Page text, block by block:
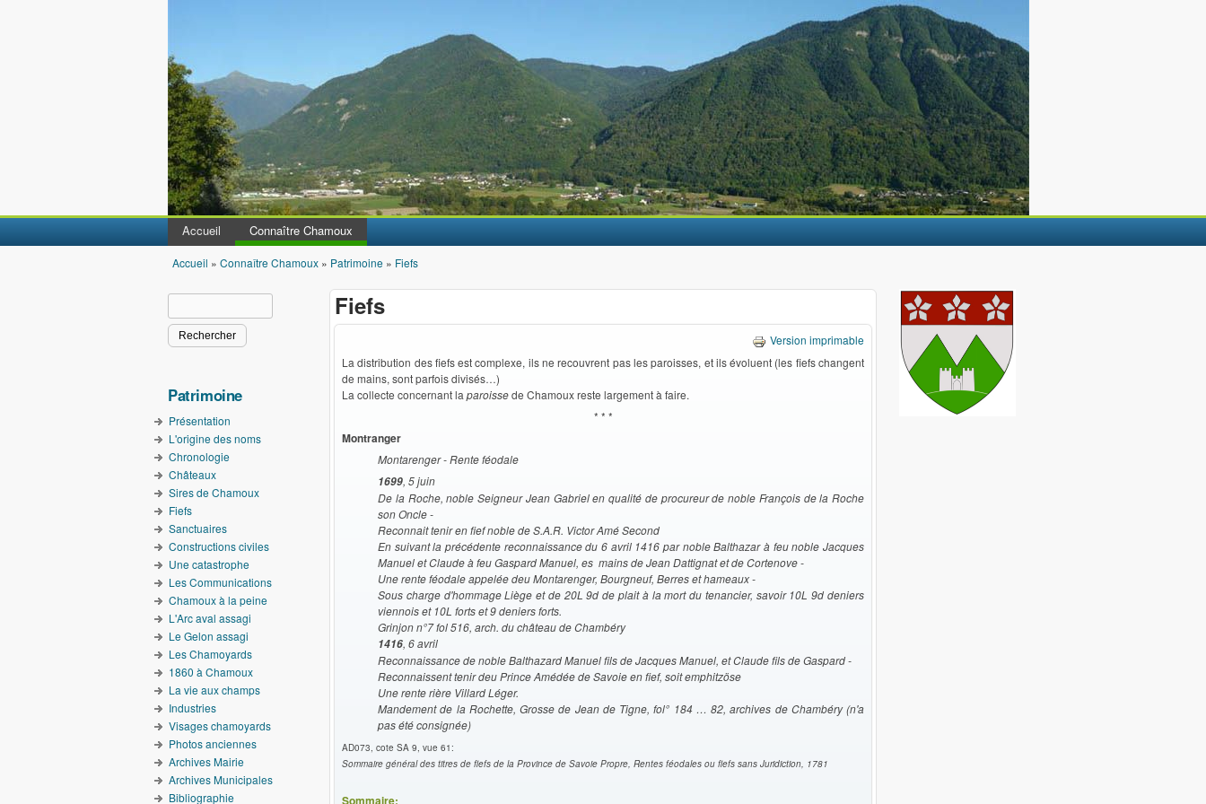
Accueil Connaître Chamoux
Vous êtes ici
Accueil » Connaître Chamoux » Patrimoine » Fiefs
Fiefs
Version imprimable
La distribution des fiefs est complexe, ils ne recouvrent pas les paroisses, et ils évoluent (les fiefs changent
de mains, sont parfois divisés…)
La collecte concernant la paroissede Chamoux reste largement à faire.
* * *
Montranger
Montarenger - Rente féodale
1699, 5 juin
De la Roche, noble Seigneur Jean Gabriel en qualité de procureur de noble François de la Roche
son Oncle -
Reconnait tenir en fief noble de S.A.R. Victor Amé Second
En suivant la précédente reconnaissance du 6 avril 1416 par noble Balthazar à feu noble Jacques
Manuel et Claude à feu Gaspard Manuel, es mains de Jean Dattignat et de Cortenove -
Une rente féodale appelée deu Montarenger, Bourgneuf, Berres et hameaux -
Sous charge d'hommage Liège et de 20L 9d de plait à la mort du tenancier, savoir 10L 9d deniers
viennois et 10L forts et 9 deniers forts.
Grinjon n°7 fol 516, arch. du château de Chambéry
1416, 6 avril
Reconnaissance de noble Balthazard Manuel fils de Jacques Manuel, et Claude fils de Gaspard -
Reconnaissent tenir deu Prince Amédée de Savoie en fief, soit emphitzöse
Une rente rière Villard Léger.
Mandement de la Rochette, Grosse de Jean de Tigne, fol° 184 … 82, archives de Chambéry (n'a
pas été consignée)
AD073, cote SA 9, vue 61:
Sommaire général des titres de fiefs de la Province de Savoie Propre, Rentes féodales ou fiefs sans Juridiction, 1781
Sommaire:
Formulaire de recherche
Patrimoine
Présentation
L'origine des noms
Chronologie
Châteaux
Sires de Chamoux
Fiefs
Sanctuaires
Constructions civiles
Une catastrophe
Les Communications
Chamoux à la peine
L'Arc aval assagi
Le Gelon assagi
Les Chamoyards
1860 à Chamoux
La vie aux champs
Industries
Visages chamoyards
Photos anciennes
Archives Mairie
Archives Municipales
Bibliographie